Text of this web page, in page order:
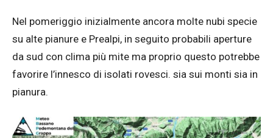
Nel pomeriggio inizialmente ancora molte nubi specie
su alte pianure e Prealpi, in seguito probabili aperture
da sud con clima più mite ma proprio questo potrebbe
favorire l’innesco di isolati rovesci. sia sui monti sia in
pianura.